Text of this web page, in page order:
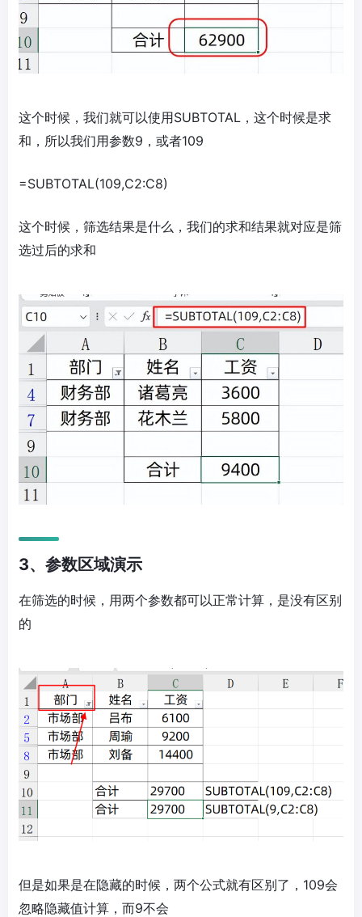
这个时候，我们就可以使用SUBTOTAL，这个时候是求
和，所以我们用参数9，或者109
=SUBTOTAL(109,C2:C8)
这个时候，筛选结果是什么，我们的求和结果就对应是筛
选过后的求和
3、参数区域演示
在筛选的时候，用两个参数都可以正常计算，是没有区别
的
但是如果是在隐藏的时候，两个公式就有区别了，109会
忽略隐藏值计算，而9不会